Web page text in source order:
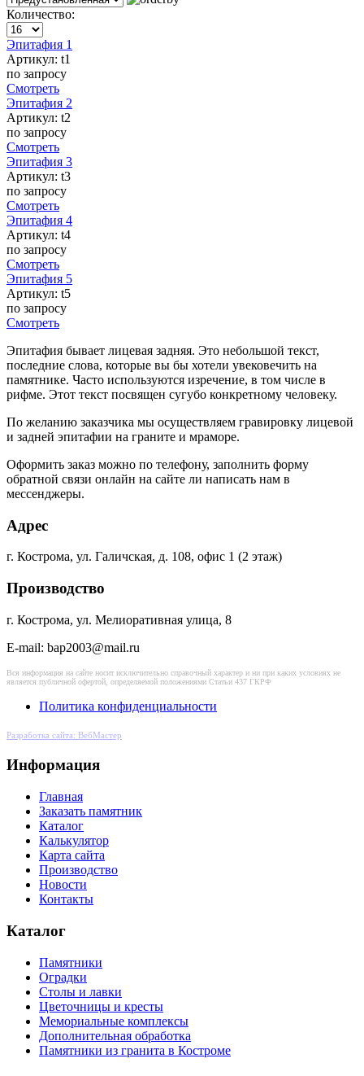
Количество:
Эпитафия 1
Артикул: t1
по запросу
Смотреть
Эпитафия 2
Артикул: t2
по запросу
Смотреть
Эпитафия 3
Артикул: t3
по запросу
Смотреть
Эпитафия 4
Артикул: t4
по запросу
Смотреть
Эпитафия 5
Артикул: t5
по запросу
Смотреть
Эпитафия бывает лицевая задняя. Это небольшой текст,
последние слова, которые вы бы хотели увековечить на
памятнике. Часто используются изречение, в том числе в
рифме. Этот текст посвящен сугубо конкретному человеку.
По желанию заказчика мы осуществляем гравировку лицевой
и задней эпитафии на граните и мраморе.
Оформить заказ можно по телефону, заполнить форму
обратной связи онлайн на сайте ли написать нам в
мессенджеры.
Адрес
г. Кострома, ул. Галичская, д. 108, офис 1 (2 этаж)
Производство
г. Кострома, ул. Мелиоративная улица, 8
E-mail: bap2003@mail.ru
Вся информация на сайте носит исключительно справочный характер и ни при каких условиях не
является публичной офертой, определяемой положениями Статьи 437 ГКРФ
Политика конфиденциальности
Разработка сайта: ВебМастер
Информация
Главная
Заказать памятник
Каталог
Калькулятор
Карта сайта
Производство
Новости
Контакты
Каталог
Памятники
Оградки
Столы и лавки
Цветочницы и кресты
Мемориальные комплексы
Дополнительная обработка
Памятники из гранита в Костроме